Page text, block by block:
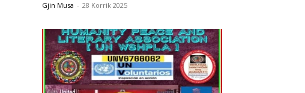
Gjin Musa - 28 Korrik 2025